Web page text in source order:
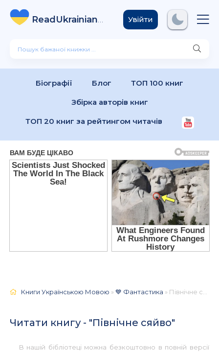
ReadUkrainian
Books .com
Увійти
Біографії Блог ТОП 100 книг
Збірка авторів книг
ТОП 20 книг за рейтингом читачів
Книги Українською Мовою »💙 Фантастика » Північне сяйво 📚 - Українською
Читати книгу - "Північне сяйво"
В нашій бібліотеці можна безкоштовно в повній версії